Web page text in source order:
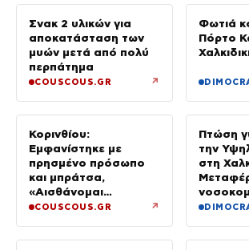
Σνακ 2 υλικών για
αποκατάσταση των
μυών μετά από πολύ
περπάτημα
COUSCOUS.GR ↗
Φωτιά
Πόρτο
Κορινθίου:
Εμφανίστηκε με
πρησμένο πρόσωπο
και μπράτσα,
«Αισθάνομαι
μπουχτισμένη»
COUSCOUS.GR ↗
Πτώση
την
στη